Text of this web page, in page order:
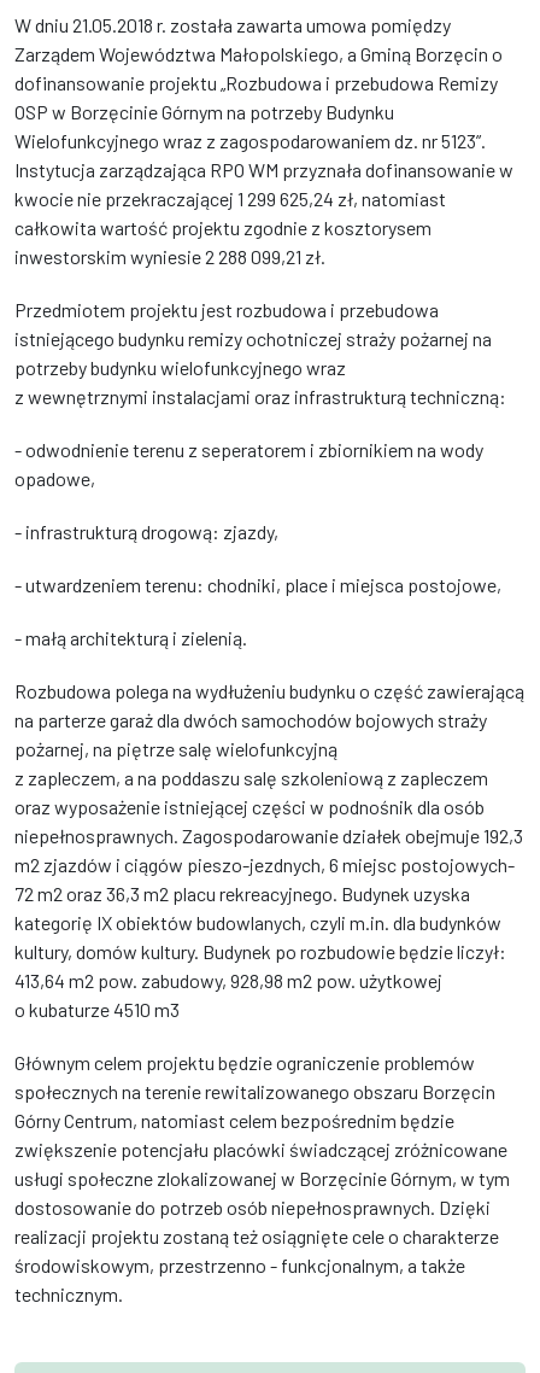
W dniu 21.05.2018 r. została zawarta umowa pomiędzy
Zarządem Województwa Małopolskiego, a Gminą Borzęcin o
dofinansowanie projektu „Rozbudowa i przebudowa Remizy
OSP w Borzęcinie Górnym na potrzeby Budynku
Wielofunkcyjnego wraz z zagospodarowaniem dz. nr 5123”.
Instytucja zarządzająca RPO WM przyznała dofinansowanie w
kwocie nie przekraczającej 1 299 625,24 zł, natomiast
całkowita wartość projektu zgodnie z kosztorysem
inwestorskim wyniesie 2 288 099,21 zł.
Przedmiotem projektu jest rozbudowa i przebudowa
istniejącego budynku remizy ochotniczej straży pożarnej na
potrzeby budynku wielofunkcyjnego wraz
z wewnętrznymi instalacjami oraz infrastrukturą techniczną:
- odwodnienie terenu z seperatorem i zbiornikiem na wody
opadowe,
- infrastrukturą drogową: zjazdy,
- utwardzeniem terenu: chodniki, place i miejsca postojowe,
- małą architekturą i zielenią.
Rozbudowa polega na wydłużeniu budynku o część zawierającą
na parterze garaż dla dwóch samochodów bojowych straży
pożarnej, na piętrze salę wielofunkcyjną
z zapleczem, a na poddaszu salę szkoleniową z zapleczem
oraz wyposażenie istniejącej części w podnośnik dla osób
niepełnosprawnych. Zagospodarowanie działek obejmuje 192,3
m2 zjazdów i ciągów pieszo-jezdnych, 6 miejsc postojowych-
72 m2 oraz 36,3 m2 placu rekreacyjnego. Budynek uzyska
kategorię IX obiektów budowlanych, czyli m.in. dla budynków
kultury, domów kultury. Budynek po rozbudowie będzie liczył:
413,64 m2 pow. zabudowy, 928,98 m2 pow. użytkowej
o kubaturze 4510 m3
Głównym celem projektu będzie ograniczenie problemów
społecznych na terenie rewitalizowanego obszaru Borzęcin
Górny Centrum, natomiast celem bezpośrednim będzie
zwiększenie potencjału placówki świadczącej zróżnicowane
usługi społeczne zlokalizowanej w Borzęcinie Górnym, w tym
dostosowanie do potrzeb osób niepełnosprawnych. Dzięki
realizacji projektu zostaną też osiągnięte cele o charakterze
środowiskowym, przestrzenno - funkcjonalnym, a także
technicznym.